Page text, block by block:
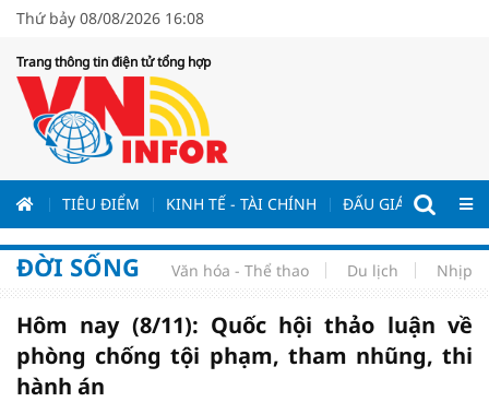
Thứ bảy 08/08/2026 16:08
Trang thông tin điện tử tổng hợp
TIÊU ĐIỂM KINH TẾ - TÀI CHÍNH ĐẤU GIÁ - ĐẤU
ĐỜI SỐNG Văn hóa - Thể thao Du lịch Nhịp
Hôm nay (8/11): Quốc hội thảo luận về
phòng chống tội phạm, tham nhũng, thi
hành án